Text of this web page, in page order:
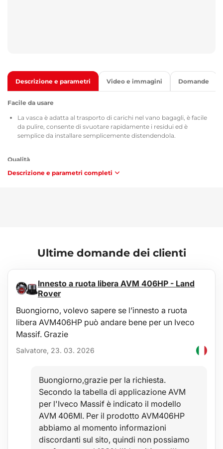
Descrizione e parametri Video e immagini Domande
Facile da usare
La vasca è adatta al trasporto di carichi nel vano bagagli, è facile
da pulire, consente di svuotare rapidamente i residui ed è
semplice da installare semplicemente distendendola.
Qualità
Tutte le vasche per il vano bagagli sono dotate del certificato TÜV
La vasca è facilmente lavabile, adatta alla manutenzione ordinaria
essere eseguita facilmente anche all'esterno del veicolo, ad
esempio con un tubo da giardino.
La qualità del materiale consente l'uso della vasca in un ampio
resistenza all'invecchiamento del materiale dovuto ai raggi UV.
Il materiale ipoallergenico permette l'utilizzo in qualsiasi veicolo
senza alcun rischio per la salute.
Un vantaggio di queste vasche è il bordo rialzato di 4-6cm (a
seconda del tipo di veicolo), che protegge l'interno del vano
Descrizione e parametri completi
Ultime domande dei clienti
Innesto a ruota libera AVM 406HP - Land
Rover
Buongiorno, volevo sapere se l’innesto a ruota
libera AVM406HP può andare bene per un Iveco
Massif. Grazie
Salvatore, 23. 03. 2026
Buongiorno,grazie per la richiesta.
Secondo la tabella di applicazione AVM
per l'Iveco Massif è indicato il modello
AVM 406MI. Per il prodotto AVM406HP
abbiamo al momento informazioni
discordanti sul sito, quindi non possiamo